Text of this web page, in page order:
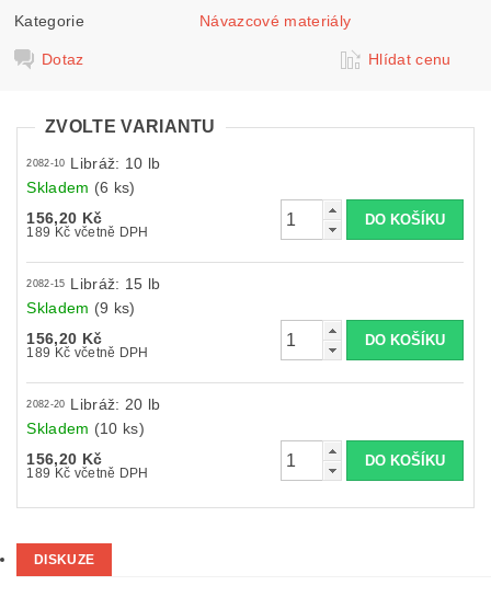
Kategorie Návazcové materiály
Dotaz Hlídat cenu
ZVOLTE VARIANTU
2082-10 Libráž: 10 lb
Skladem (6 ks)
156,20 Kč
189 Kč včetně DPH
2082-15 Libráž: 15 lb
Skladem (9 ks)
156,20 Kč
189 Kč včetně DPH
2082-20 Libráž: 20 lb
Skladem (10 ks)
156,20 Kč
189 Kč včetně DPH
DISKUZE